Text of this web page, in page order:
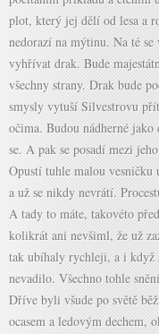
plot, který jej dělí od lesa a
nedorazí na mýtinu. Na té
vyhřívat drak. Bude
všechny strany. Drak bude
smysly vytuší Silvestrovu
očima. Budou nádherné
se. A pak se posadí mezi
Opustí tuhle malou
a už se nikdy nevrátí.
A tady to máte, takovéto
kolikrát ani nevšiml, že už
tak ubíhaly rychleji, a i když
nevadilo. Všechno tohle
Dříve byli všude po světě
ocasem a ledovým dechem,